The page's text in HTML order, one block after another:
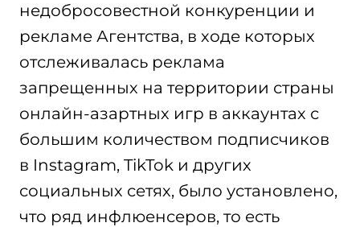
недобросовестной конкуренции и
рекламе Агентства, в ходе которых
отслеживалась реклама
запрещенных на территории страны
онлайн-азартных игр в аккаунтах с
большим количеством подписчиков
в Instagram, TikTok и других
социальных сетях, было установлено,
что ряд инфлюенсеров, то есть